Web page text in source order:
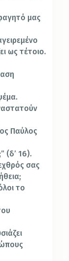
μας
ως τέτοιο.
Παύλος
(δ’ 16).
σας
το